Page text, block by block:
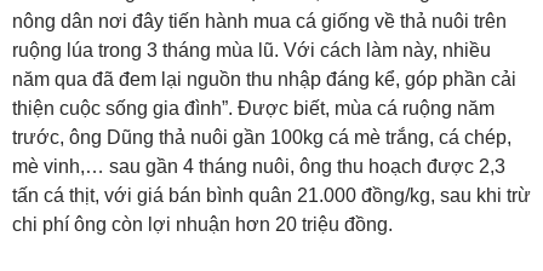
nông dân nơi đây tiến hành mua cá giống về thả nuôi trên
ruộng lúa trong 3 tháng mùa lũ. Với cách làm này, nhiều
năm qua đã đem lại nguồn thu nhập đáng kể, góp phần cải
thiện cuộc sống gia đình”. Được biết, mùa cá ruộng năm
trước, ông Dũng thả nuôi gần 100kg cá mè trắng, cá chép,
mè vinh,… sau gần 4 tháng nuôi, ông thu hoạch được 2,3
tấn cá thịt, với giá bán bình quân 21.000 đồng/kg, sau khi trừ
chi phí ông còn lợi nhuận hơn 20 triệu đồng.